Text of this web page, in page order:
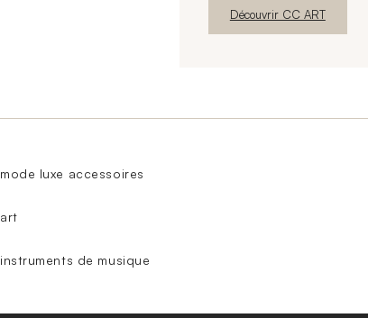
Nouvelle fenêtre
Découvrir CC ART
mode luxe accessoires
art
instruments de musique